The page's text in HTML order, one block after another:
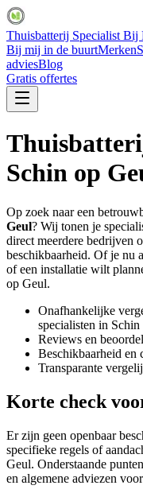
Thuisbatterij Specialist Bij
Bij mij in de buurtMerken
adviesBlog
Gratis offertes
Schin op
Op zoek naar een
Geul? Wij tonen je
direct meerdere bedrijven
beschikbaarheid. Of je nu
of een installatie wilt
op Geul.
Onafhankelijke
specialisten in Schin
Reviews en
Beschikbaarheid en
Transparante
Korte check
Er zijn geen openbaar
specifieke regels of
Geul. Onderstaande
en algemene adviezen